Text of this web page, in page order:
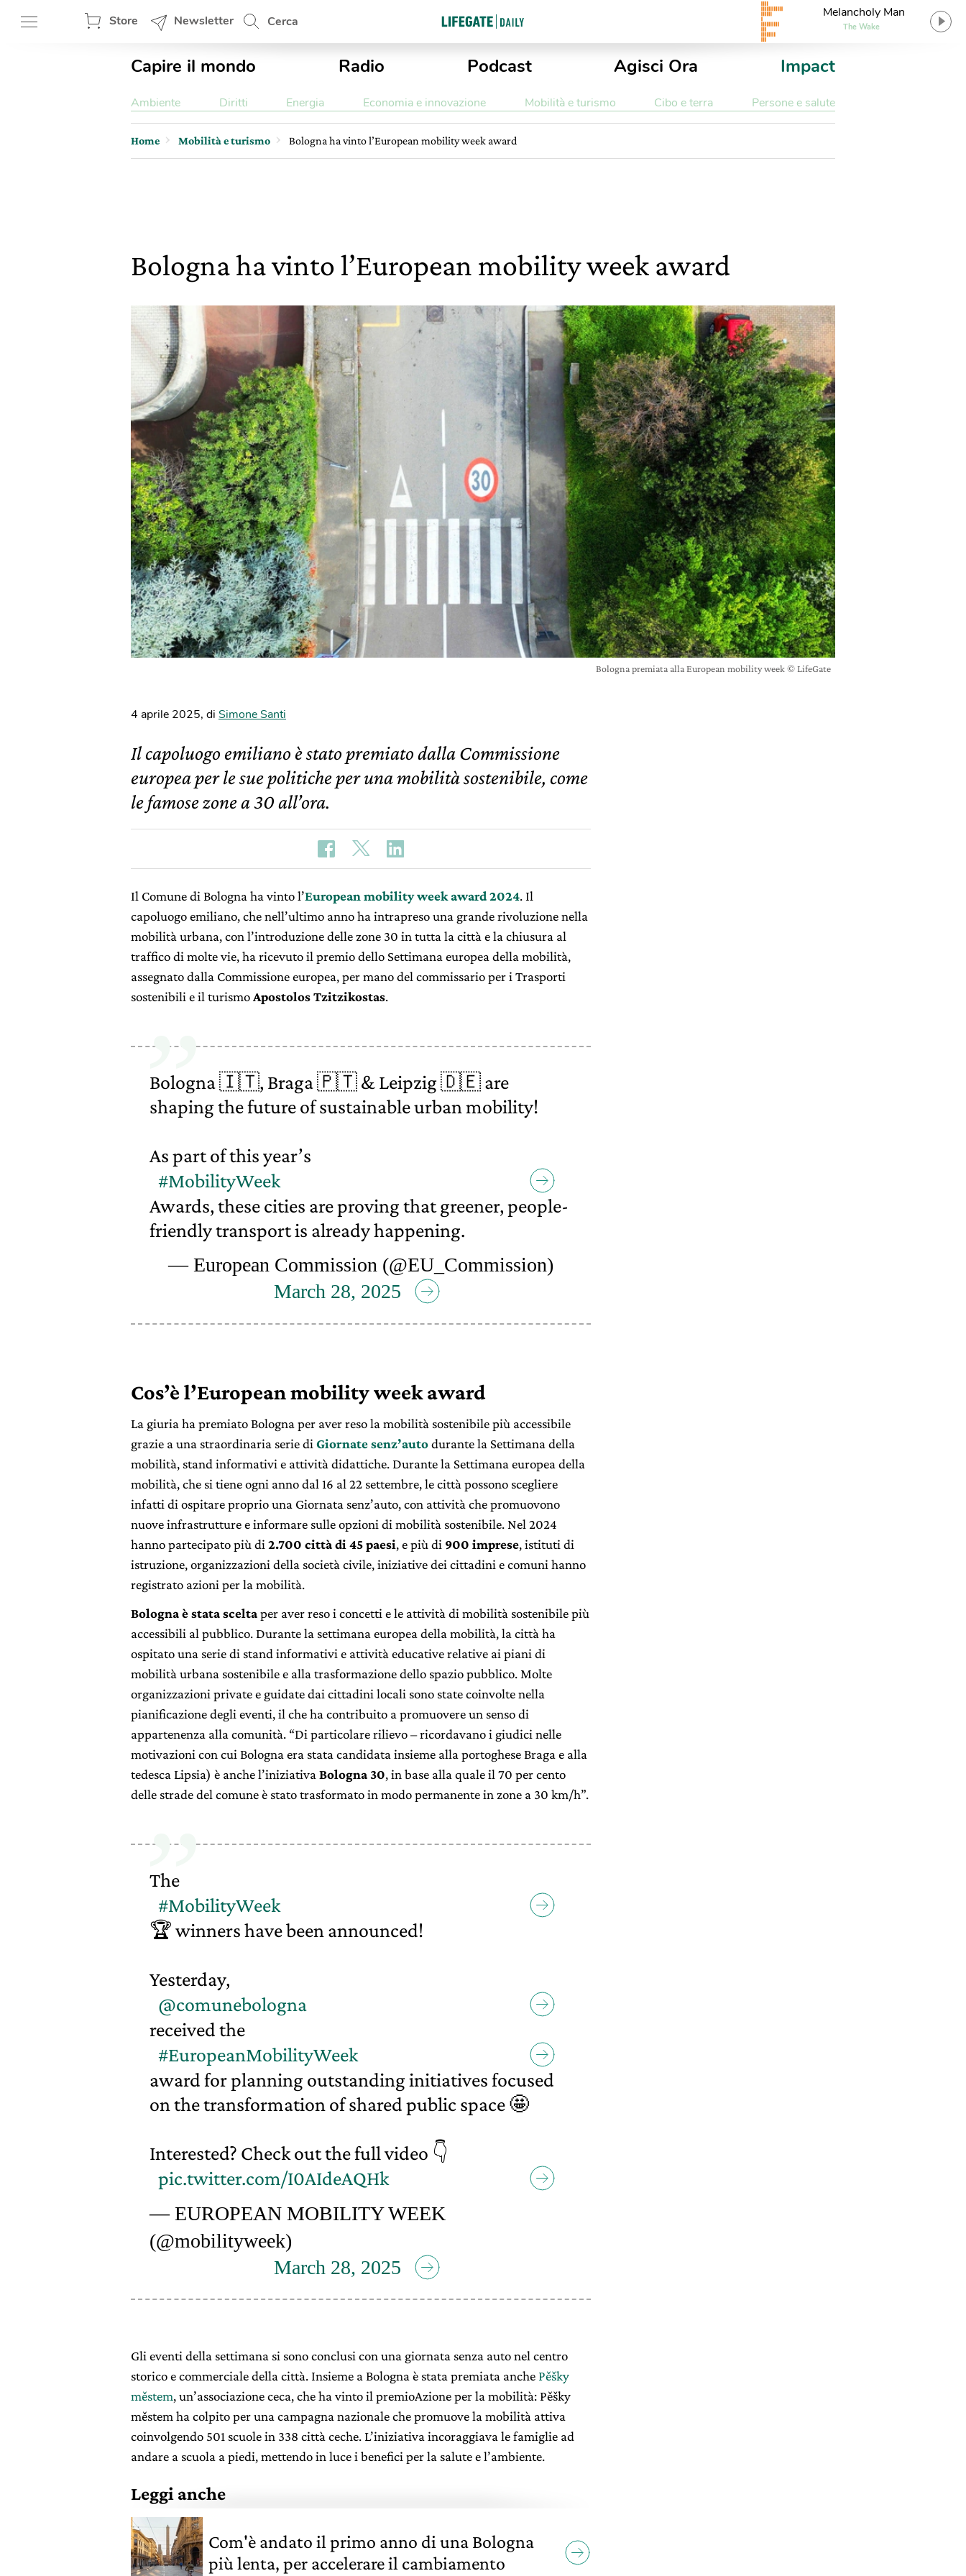
Store Newsletter Cerca
Melancholy Man
The Wake
Capire il mondo Radio Podcast Agisci Ora Impact
Ambiente Diritti Energia Economia e innovazione Mobilità e turismo Cibo e terra Persone e salute
Home Mobilità e turismo Bologna ha vinto l’European mobility week award
Bologna ha vinto l’European mobility week award
Bologna premiata alla European mobility week © LifeGate
4 aprile 2025, di Simone Santi
Il capoluogo emiliano è stato premiato dalla Commissione
europea per le sue politiche per una mobilità sostenibile, come
le famose zone a 30 all’ora.
Il Comune di Bologna ha vinto l’European mobility week award 2024. Il
capoluogo emiliano, che nell’ultimo anno ha intrapreso una grande rivoluzione nella
mobilità urbana, con l’introduzione delle zone 30 in tutta la città e la chiusura al
traffico di molte vie, ha ricevuto il premio dello Settimana europea della mobilità,
assegnato dalla Commissione europea, per mano del commissario per i Trasporti
sostenibili e il turismoApostolos Tzitzikostas.
Bologna 🇮🇹, Braga 🇵🇹 & Leipzig 🇩🇪 are
shaping the future of sustainable urban mobility!
️As part of this year’s
#MobilityWeek
Awards, these cities are proving that greener, people-
friendly transport is already happening.
— European Commission (@EU_Commission)
March 28, 2025
Cos’è l’European mobility week award
La giuria ha premiato Bologna per aver reso la mobilità sostenibile più accessibile
grazie a una straordinaria serie di Giornate senz’autodurante la Settimana della
mobilità, stand informativi e attività didattiche. Durante la Settimana europea della
mobilità, che si tiene ogni anno dal 16 al 22 settembre, le città possono scegliere
infatti di ospitare proprio una Giornata senz’auto, con attività che promuovono
nuove infrastrutture e informare sulle opzioni di mobilità sostenibile. Nel 2024
hanno partecipato più di 2.700 città di 45 paesi, e più di 900 imprese, istituti di
istruzione, organizzazioni della società civile, iniziative dei cittadini e comuni hanno
registrato azioni per la mobilità.
Bologna è stata sceltaper aver reso i concetti e le attività di mobilità sostenibile più
accessibili al pubblico. Durante la settimana europea della mobilità, la città ha
ospitato una serie di stand informativi e attività educative relative ai piani di
mobilità urbana sostenibile e alla trasformazione dello spazio pubblico. Molte
organizzazioni private e guidate dai cittadini locali sono state coinvolte nella
pianificazione degli eventi, il che ha contribuito a promuovere un senso di
appartenenza alla comunità. “Di particolare rilievo – ricordavano i giudici nelle
motivazioni con cui Bologna era stata candidata insieme alla portoghese Braga e alla
tedesca Lipsia) è anche l’iniziativa Bologna 30, in base alla quale il 70 per cento
delle strade del comune è stato trasformato in modo permanente in zone a 30 km/h”.
The
#MobilityWeek
🏆 winners have been announced!
Yesterday,
@comunebologna
received the
#EuropeanMobilityWeek
award for planning outstanding initiatives focused
on the transformation of shared public space 🤩
Interested? Check out the full video 👇
pic.twitter.com/I0AIdeAQHk
— EUROPEAN MOBILITY WEEK
(@mobilityweek)
March 28, 2025
Gli eventi della settimana si sono conclusi con una giornata senza auto nel centro
storico e commerciale della città. Insieme a Bologna è stata premiata anche Pěšky
městem, un’associazione ceca, che ha vinto il premioAzione per la mobilità: Pěšky
městem ha colpito per una campagna nazionale che promuove la mobilità attiva
coinvolgendo 501 scuole in 338 città ceche. L’iniziativa incoraggiava le famiglie ad
andare a scuola a piedi, mettendo in luce i benefici per la salute e l’ambiente.
Leggi anche
Com'è andato il primo anno di una Bologna
più lenta, per accelerare il cambiamento